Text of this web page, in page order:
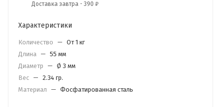
Доставка завтра - 390 ₽
Характеристики
Количество — От 1 кг
Длина — 55 мм
Диаметр
— Ø 3 мм
Вес — 2.34 гр.
Материал
— Фосфатированная сталь